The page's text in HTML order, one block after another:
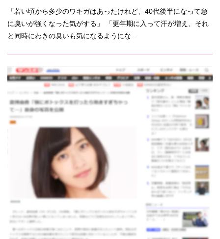
「若い頃から多少のワキガはあったけれど、40代後半になって急
に臭いが強くなった気がする」 「更年期に入って汗が増え、それ
と同時にわきの臭いも気になるようにな...